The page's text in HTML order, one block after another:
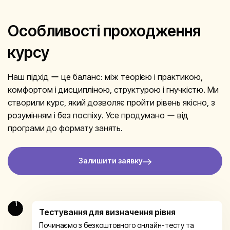
Особливості проходження
курсу
Наш підхід ー це баланс: між теорією і практикою,
комфортом і дисципліною, структурою і гнучкістю. Ми
створили курс, який дозволяє пройти рівень якісно, з
розумінням і без поспіху. Усе продумано ー від
програми до формату занять.
Залишити заявку
1
Тестування для визначення рівня
Починаємо з безкоштовного онлайн-тесту та